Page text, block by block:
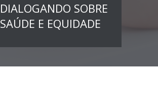
DIALOGANDO SOBRE
SAÚDE E EQUIDADE